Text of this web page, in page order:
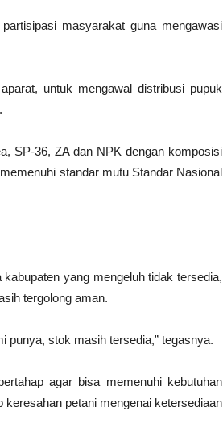
masyarakat guna mengawasi
untuk mengawal distribusi pupuk
SP-36, ZA dan NPK dengan komposisi
standar mutu Standar Nasional
yang mengeluh tidak tersedia,
tergolong aman.
punya, stok masih tersedia,” tegasnya.
agar bisa memenuhi kebutuhan
petani mengenai ketersediaan